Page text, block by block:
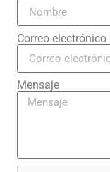
Correo electrónico
Mensaje